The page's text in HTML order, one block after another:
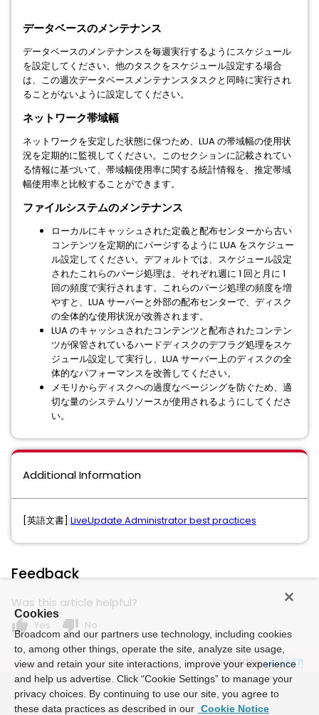
データベースのメンテナンス
データベースのメンテナンスを毎週実行するようにスケジュール
を設定してください。他のタスクをスケジュール設定する場合
は、この週次データベースメンテナンスタスクと同時に実行され
ることがないように設定してください。
ネットワーク帯域幅
ネットワークを安定した状態に保つため、LUA の帯域幅の使用状
況を定期的に監視してください。このセクションに記載されてい
る情報に基づいて、帯域幅使用率に関する統計情報を、推定帯域
幅使用率と比較することができます。
ファイルシステムのメンテナンス
ローカルにキャッシュされた定義と配布センターから古い
コンテンツを定期的にパージするように LUA をスケジュー
ル設定してください。デフォルトでは、スケジュール設定
されたこれらのパージ処理は、それぞれ週に 1 回と月に 1
回の頻度で実行されます。これらのパージ処理の頻度を増
やすと、LUA サーバーと外部の配布センターで、ディスク
の全体的な使用状況が改善されます。
LUA のキャッシュされたコンテンツと配布されたコンテン
ツが保管されているハードディスクのデフラグ処理をスケ
ジュール設定して実行し、LUA サーバー上のディスクの全
体的なパフォーマンスを改善してください。
メモリからディスクへの過度なページングを防ぐため、適
切な量のシステムリソースが使用されるようにしてくださ
い。
Additional Information
[英語文書] LiveUpdate Administrator best practices
Feedback
Was this article helpful?
thumb_up Yes thumb_down No
Powered by
Cookies
Broadcom and our partners use technology, including cookies
to, among other things, operate the site, analyze site usage,
view and retain your site interactions, improve your experience
and help us advertise. Click “Cookie Settings” to manage your
privacy choices. By continuing to use our site, you agree to
these data practices as described in our Cookie Notice